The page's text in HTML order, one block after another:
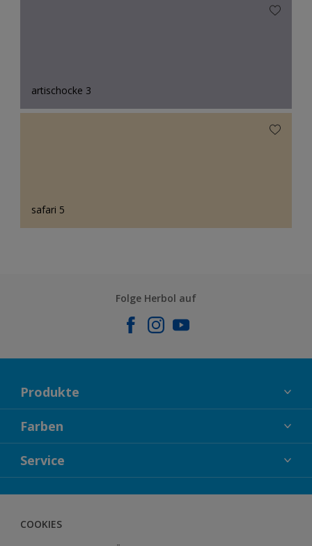
artischocke 3
safari 5
Folge Herbol auf
Produkte
FASSADENFARBEN
INNENFARBEN
LACKE
BODENSYSTEM
Farben
KOLLEKTIONEN
FARBTRENDS
FARBBERATUNG
Service
HERBOL NACHRICHTEN
COOKIES